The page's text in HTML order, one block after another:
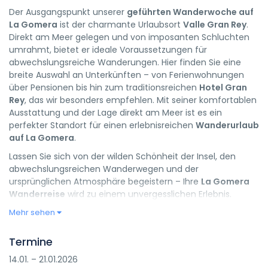
Der Ausgangspunkt unserer geführten Wanderwoche auf
La Gomera ist der charmante Urlaubsort Valle Gran Rey.
Direkt am Meer gelegen und von imposanten Schluchten
umrahmt, bietet er ideale Voraussetzungen für
abwechslungsreiche Wanderungen. Hier finden Sie eine
breite Auswahl an Unterkünften – von Ferienwohnungen
über Pensionen bis hin zum traditionsreichen Hotel Gran
Rey, das wir besonders empfehlen. Mit seiner komfortablen
Ausstattung und der Lage direkt am Meer ist es ein
perfekter Standort für einen erlebnisreichen Wanderurlaub
auf La Gomera.
Lassen Sie sich von der wilden Schönheit der Insel, den
abwechslungsreichen Wanderwegen und der
ursprünglichen Atmosphäre begeistern – Ihre La Gomera
Wanderreise wird zu einem unvergesslichen Erlebnis.
Mehr sehen
Termine
14.01. – 21.01.2026